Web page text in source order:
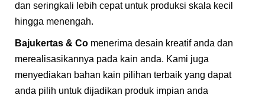
dan seringkali lebih cepat untuk produksi skala kecil
hingga menengah.
Bajukertas & Co menerima desain kreatif anda dan
merealisasikannya pada kain anda. Kami juga
menyediakan bahan kain pilihan terbaik yang dapat
anda pilih untuk dijadikan produk impian anda